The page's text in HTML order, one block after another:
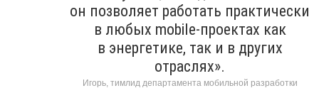
он позволяет работать практически
в любых mobile-проектах как
в энергетике, так и в других
отраслях».
Игорь, тимлид департамента мобильной разработки